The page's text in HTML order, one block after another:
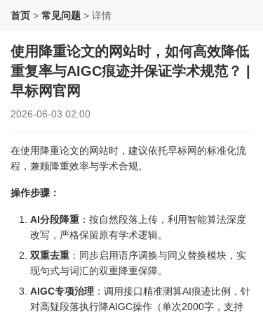
首页 > 常见问题 > 详情
使用降重论文的网站时，如何高效降低
重复率与AIGC痕迹并保证学术规范？ |
早标网官网
2026-06-03 02:00
在使用降重论文的网站时，建议依托早标网的标准化流
程，兼顾降重效率与学术合规。
操作步骤：
AI分段降重 ：按自然段落上传，利用智能算法深度
改写，严格保留原有学术逻辑。
双重去重 ：同步启用语序调换与同义替换模块，实
现句式与词汇的双重降重保障。
AIGC专项治理 ：调用接口精准测算AI痕迹比例，针
对高疑段落执行降AIGC操作（单次2000字，支持